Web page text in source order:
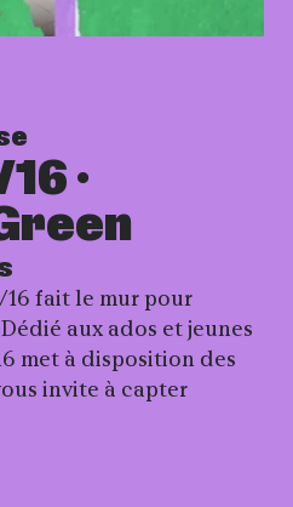
·
fait le mur pour
aux ados et jeunes
met à disposition des
invite à capter